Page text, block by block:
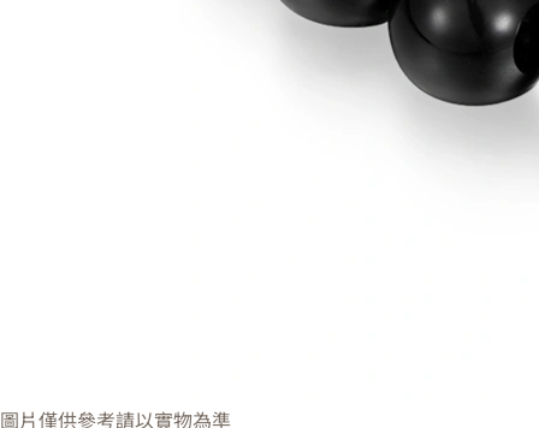
圖片僅供參考請以實物為準